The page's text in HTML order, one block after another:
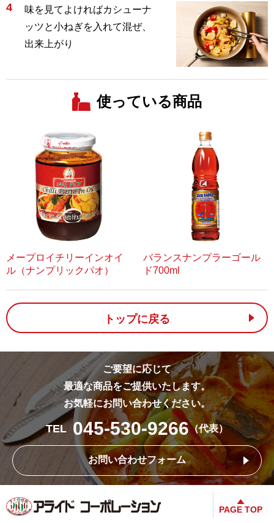
4
味を見てよければカシューナ
ッツと小ねぎを入れて混ぜ、
出来上がり
使っている商品
メープロイチリーインオイ
ル（ナンプリックパオ）
バランスナンプラーゴール
ド700ml
トップに戻る
ご要望に応じて
最適な商品をご提供いたします。
お気軽にお問い合わせください。
TEL 045-530-9266（代表）
お問い合わせフォーム
PAGE TOP